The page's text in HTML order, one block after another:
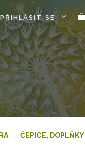
PŘIHLÁSIT SE
ČEPICE, DOPLŇKY